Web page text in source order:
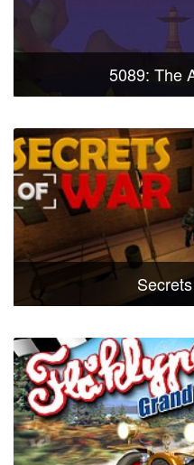
5089: The